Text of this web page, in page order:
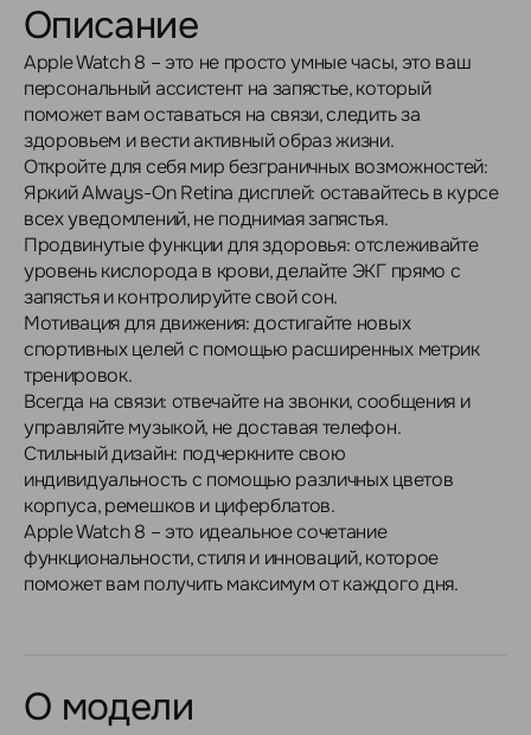
Описание
Apple Watch 8 – это не просто умные часы, это ваш
персональный ассистент на запястье, который
поможет вам оставаться на связи, следить за
здоровьем и вести активный образ жизни.
Откройте для себя мир безграничных возможностей:
Яркий Always-On Retina дисплей: оставайтесь в курсе
всех уведомлений, не поднимая запястья.
Продвинутые функции для здоровья: отслеживайте
уровень кислорода в крови, делайте ЭКГ прямо с
запястья и контролируйте свой сон.
Мотивация для движения: достигайте новых
спортивных целей с помощью расширенных метрик
тренировок.
Всегда на связи: отвечайте на звонки, сообщения и
управляйте музыкой, не доставая телефон.
Стильный дизайн: подчеркните свою
индивидуальность с помощью различных цветов
корпуса, ремешков и циферблатов.
Apple Watch 8 – это идеальное сочетание
функциональности, стиля и инноваций, которое
поможет вам получить максимум от каждого дня.
О модели